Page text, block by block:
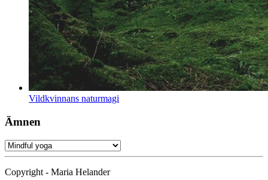
Vildkvinnans naturmagi
Ämnen
Ämnen
Copyright - Maria Helander